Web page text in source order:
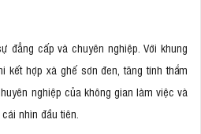
đẳng cấp và chuyên nghiệp. Với khung
kết hợp xà ghế sơn đen, tăng tính thẩm
nghiệp của không gian làm việc và
nhìn đầu tiên.